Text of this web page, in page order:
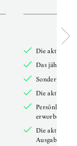
Die aktuelle
Das jährliche
Die aktuelle
Persönliches
erworbenen
Die aktuelle
Ausgabe